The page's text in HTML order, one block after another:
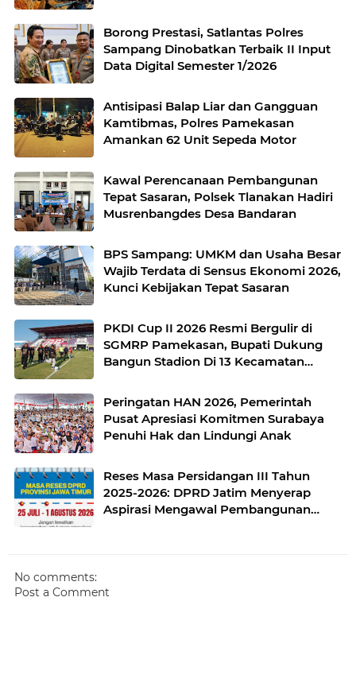
Borong Prestasi, Satlantas Polres
Sampang Dinobatkan Terbaik II Input
Data Digital Semester 1/2026
Antisipasi Balap Liar dan Gangguan
Kamtibmas, Polres Pamekasan
Amankan 62 Unit Sepeda Motor
Kawal Perencanaan Pembangunan
Tepat Sasaran, Polsek Tlanakan Hadiri
Musrenbangdes Desa Bandaran
BPS Sampang: UMKM dan Usaha Besar
Wajib Terdata di Sensus Ekonomi 2026,
Kunci Kebijakan Tepat Sasaran
PKDI Cup II 2026 Resmi Bergulir di
SGMRP Pamekasan, Bupati Dukung
Bangun Stadion Di 13 Kecamatan
Peringatan HAN 2026, Pemerintah
Pusat Apresiasi Komitmen Surabaya
Penuhi Hak dan Lindungi Anak
Reses Masa Persidangan III Tahun
2025-2026: DPRD Jatim Menyerap
Aspirasi Mengawal Pembangunan
No comments:
Post a Comment